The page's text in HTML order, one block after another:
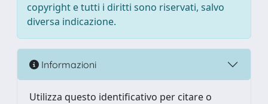
copyright e tutti i diritti sono riservati, salvo
diversa indicazione.
Informazioni
Utilizza questo identificativo per citare o